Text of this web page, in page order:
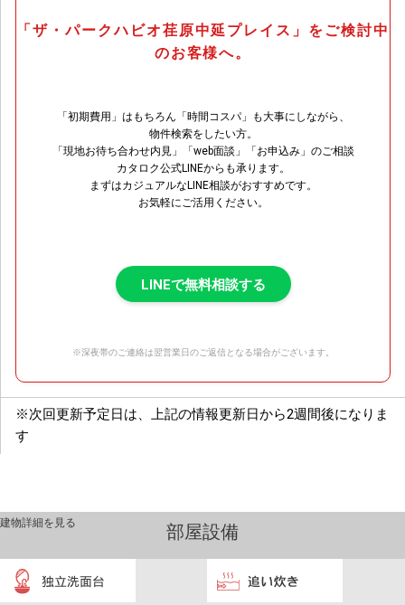
「ザ・パークハビオ荏原中延プレイス」をご検討中
のお客様へ。
「初期費用」はもちろん「時間コスパ」も大事にしながら、
物件検索をしたい方。
「現地お待ち合わせ内見」「web面談」「お申込み」のご相談
カタロク公式LINEからも承ります。
まずはカジュアルなLINE相談がおすすめです。
お気軽にご活用ください。
LINEで無料相談する
※深夜帯のご連絡は翌営業日のご返信となる場合がございます。
※次回更新予定日は、上記の情報更新日から2週間後になりま
す
部屋設備
建物詳細を見る